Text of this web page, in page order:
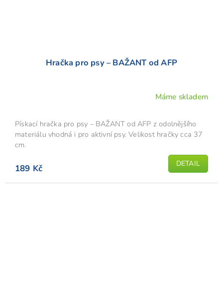
Hračka pro psy – BAŽANT od AFP
Máme skladem
189 Kč DETAIL
Pískací hračka pro psy – BAŽANT od AFP z odolnějšího
materiálu vhodná i pro aktivní psy. Velikost hračky cca 37
cm.